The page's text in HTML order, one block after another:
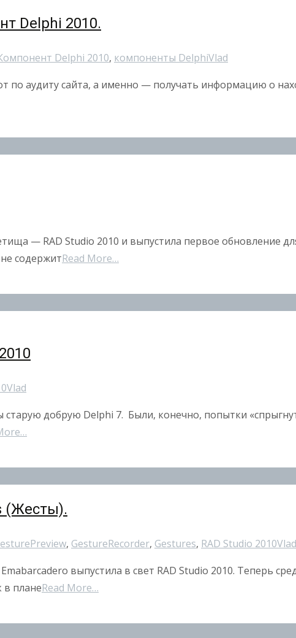
Delphi 2010.
Delphi 2010, компоненты DelphiVlad
по аудиту сайта, а именно — получать информацию о
— RAD Studio 2010 и выпустила первое обновление
содержитRead More…
Vlad
добрую Delphi 7. Были, конечно, попытки
(Жесты).
, GestureRecorder, Gestures, RAD Studio 2010Vlad
выпустила в свет RAD Studio 2010. Теперь
в планеRead More…